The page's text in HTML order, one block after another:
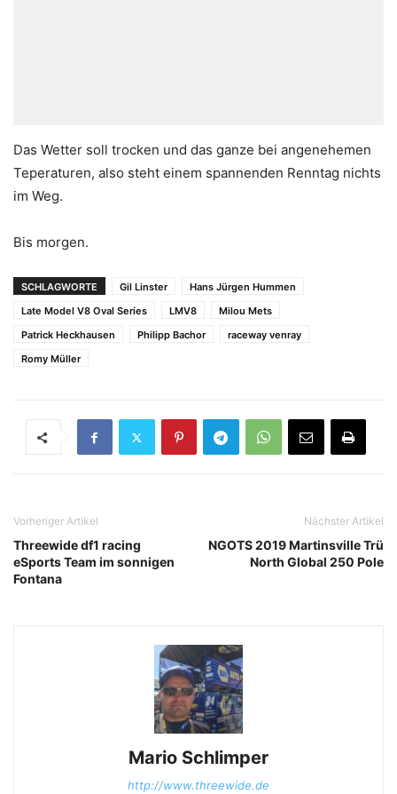
Das Wetter soll trocken und das ganze bei angenehemen
Teperaturen, also steht einem spannenden Renntag nichts
im Weg.
Bis morgen.
SCHLAGWORTE Gil Linster
Hans Jürgen Hummen
Late Model V8 Oval Series
LMV8
Milou Mets
Patrick Heckhausen
Philipp Bachor
raceway venray
Romy Müller
Vorheriger Artikel
Threewide df1 racing
eSports Team im sonnigen
Fontana
Nächster Artikel
NGOTS 2019 Martinsville Trü
North Global 250 Pole
Mario Schlimper
http://www.threewide.de